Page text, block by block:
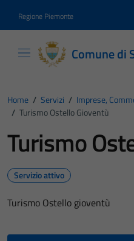
Regione Piemonte
Comune di
Home / Servizi / Imprese,
/ Turismo Ostello Gioventù
Turismo
Servizio attivo
Turismo Ostello gioventù